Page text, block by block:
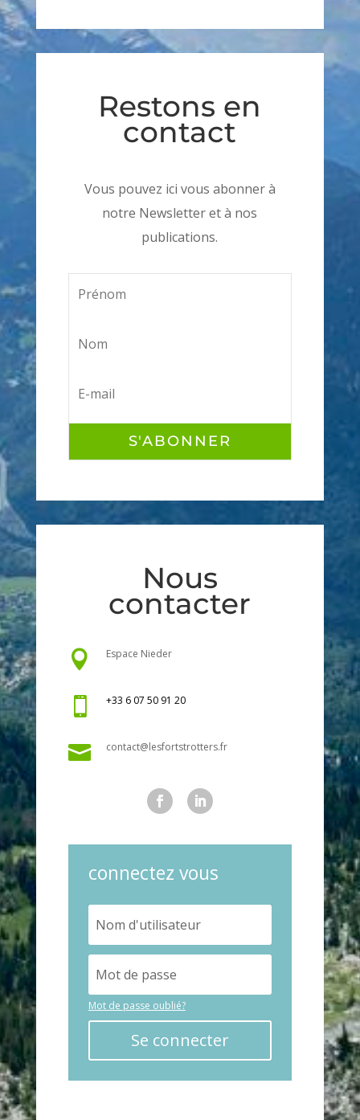
Restons en
contact
Vous pouvez ici vous abonner à
notre Newsletter et à nos
publications.
S'ABONNER
Nous
contacter
 Espace Nieder
 +33 6 07 50 91 20
 contact@lesfortstrotters.fr
connectez vous
Mot de passe oublié?
Se connecter